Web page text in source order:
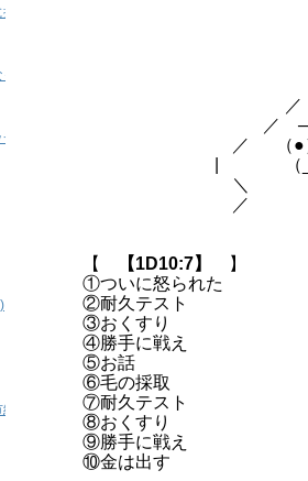
／
／ ─ ─
／ （●） （●）
| （__人
＼ ｀
／ ー
【 【1D10:7】
】
①ついに怒られた
②耐久テスト
③おくすり
④勝手に戦え
⑤お話
⑥毛の採取
⑦耐久テスト
⑧おくすり
⑨勝手に戦え
⑩金は出す
り回されて副官共々滅茶苦茶苦労するハメになっ
たもの (60)
妻ユリカちゃん (5)
】 (36)